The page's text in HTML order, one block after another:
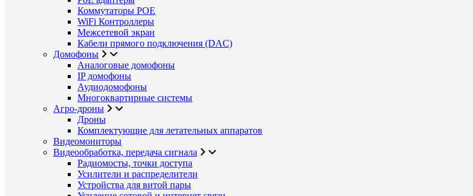
Коммутаторы POE
WiFi Контроллеры
Межсетевой экран
Кабели прямого подключения (DAC)
Домофоны
Аналоговые домофоны
IP домофоны
Аудиодомофоны
Многоквартирные системы
Агро-дроны
Дроны
Комплектующие для летательных аппаратов
Видеомониторы
Видеообработка, передача сигнала
Радиомосты, точки доступа
Усилители и распределители
Устройства для витой пары